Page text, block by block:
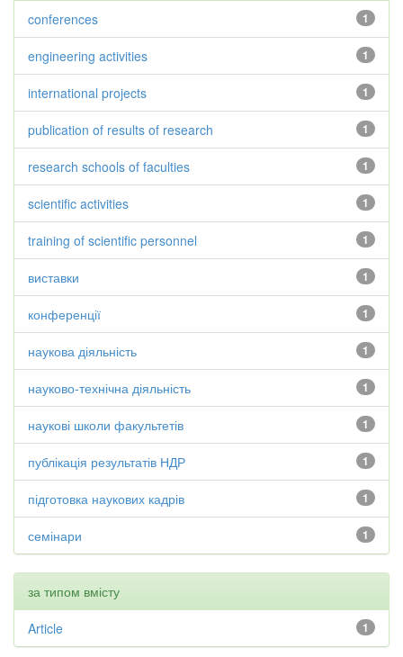
1
conferences
1
engineering activities
1
international projects
1
publication of results of research
1
research schools of faculties
1
scientific activities
1
training of scientific personnel
1
виставки
1
конференції
1
наукова діяльність
1
науково-технічна діяльність
1
наукові школи факультетів
1
публікація результатів НДР
1
підготовка наукових кадрів
1
семінари
за типом вмісту
1
Article